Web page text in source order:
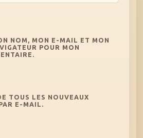
NOM, MON E-MAIL ET MON
POUR MON
TOUS LES NOUVEAUX
E-MAIL.